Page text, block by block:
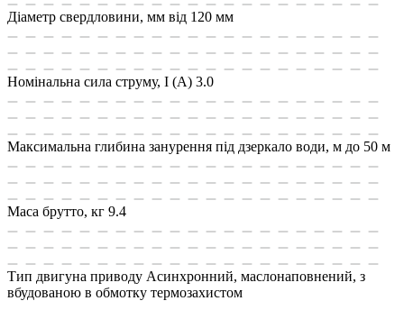
Діаметр свердловини, мм від 120 мм
Номінальна сила струму, I (А) 3.0
Максимальна глибина занурення під дзеркало води, м до 50 м
Маса брутто, кг 9.4
Тип двигуна приводу Асинхронний, маслонаповнений, з
вбудованою в обмотку термозахистом